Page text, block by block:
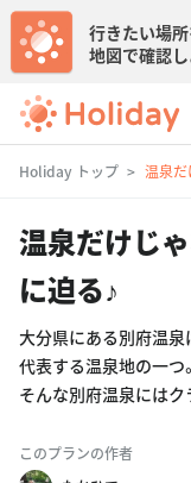
行きたい場
地図で確認
Holiday トップ 温泉
温泉だけじ
に迫る♪
大分県にある別府温泉
代表する温泉地の一つ。
そんな別府温泉にはク
このプランの作者